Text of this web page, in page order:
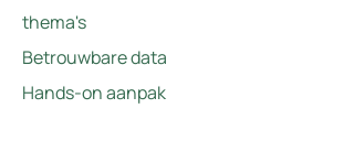
thema's
Betrouwbare data
Hands-on aanpak